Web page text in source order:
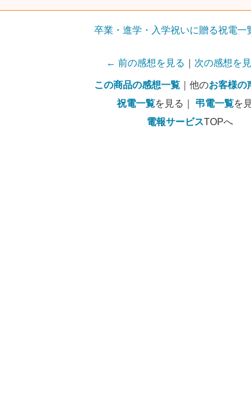
卒業・進学・入学祝いに贈る祝電一
← 前の感想を見る 次の感想を
この商品の感想一覧 ｜他のお客様の
祝電一覧を見る｜ 弔電一覧を
電報サービスTOPへ